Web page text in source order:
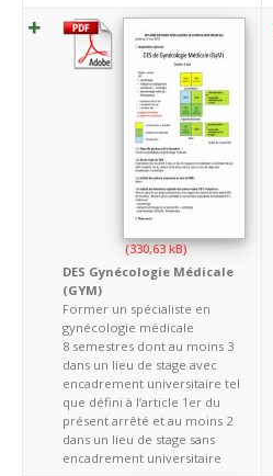
DES Gynécologie Médicale
(GYM)
Former un spécialiste en
gynécologie médicale
8 semestres dont au moins 3
dans un lieu de stage avec
encadrement universitaire tel
que défini à l’article 1er du
présent arrêté et au moins 2
dans un lieu de stage sans
encadrement universitaire